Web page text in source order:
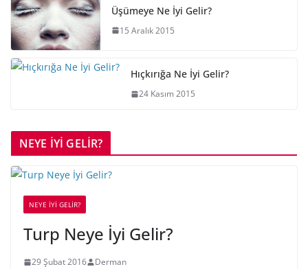
Üşümeye Ne İyi Gelir?
15 Aralık 2015
Hıçkırığa Ne İyi Gelir?
24 Kasım 2015
NEYE İYİ GELİR?
NEYE İYİ GELİR?
Turp Neye İyi Gelir?
29 Şubat 2016 Derman